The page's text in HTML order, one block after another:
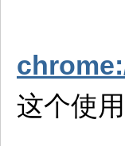
这个使